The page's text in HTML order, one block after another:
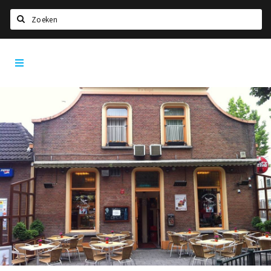
Home
Nieuws, interviews & blogs
Eten
Drinken
Slapen
Recreatief
Winkels
Winkelgebieden